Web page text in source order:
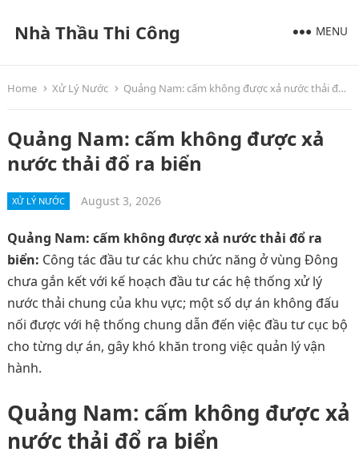
Nhà Thầu Thi Công MENU
Home Xử Lý Nước Quảng Nam: cấm không được xả nước thải đổ ra biển
Quảng Nam: cấm không được xả
nước thải đổ ra biển
XỬ LÝ NƯỚC August 3, 2026
Quảng Nam: cấm không được xả nước thải đổ ra
biển: Công tác đầu tư các khu chức năng ở vùng Đông
chưa gắn kết với kế hoạch đầu tư các hệ thống xử lý
nước thải chung của khu vực; một số dự án không đấu
nối được với hệ thống chung dẫn đến việc đầu tư cục bộ
cho từng dự án, gây khó khăn trong việc quản lý vận
hành.
Quảng Nam: cấm không được xả
nước thải đổ ra biển